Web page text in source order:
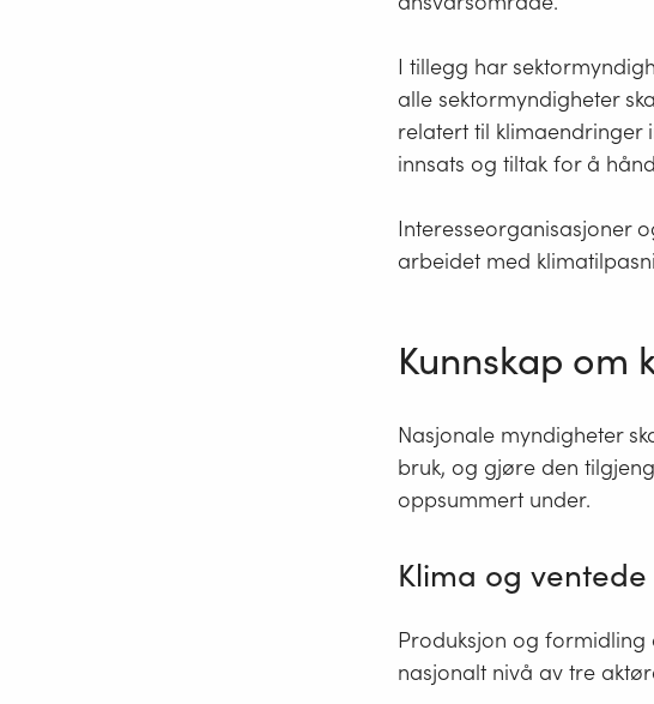
I tillegg har
alle sektormyndigheter
relatert til klimaendringer
innsats og tiltak for å
Interesseorganisasjoner
arbeidet med
Kunnskap om
Nasjonale myndigheter
bruk, og gjøre den
oppsummert under.
Klima og
Produksjon og formidling
nasjonalt nivå av tre